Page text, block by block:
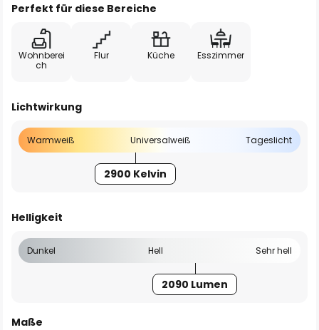
Perfekt für diese Bereiche
Wohnberei
ch
Flur Küche Esszimmer
Lichtwirkung
Warmweiß Universalweiß Tageslicht
2900 Kelvin
Helligkeit
Dunkel Hell Sehr hell
2090 Lumen
Maße